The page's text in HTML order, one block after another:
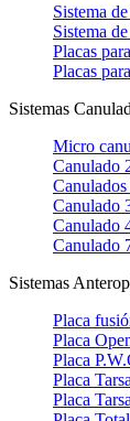
Sistema
Sistema
Placas
Placas
Sistemas
Micro
Canulado
Canulado
Canulado
Canulado
Sistemas
Placa
Placa
Placa
Placa
Placa